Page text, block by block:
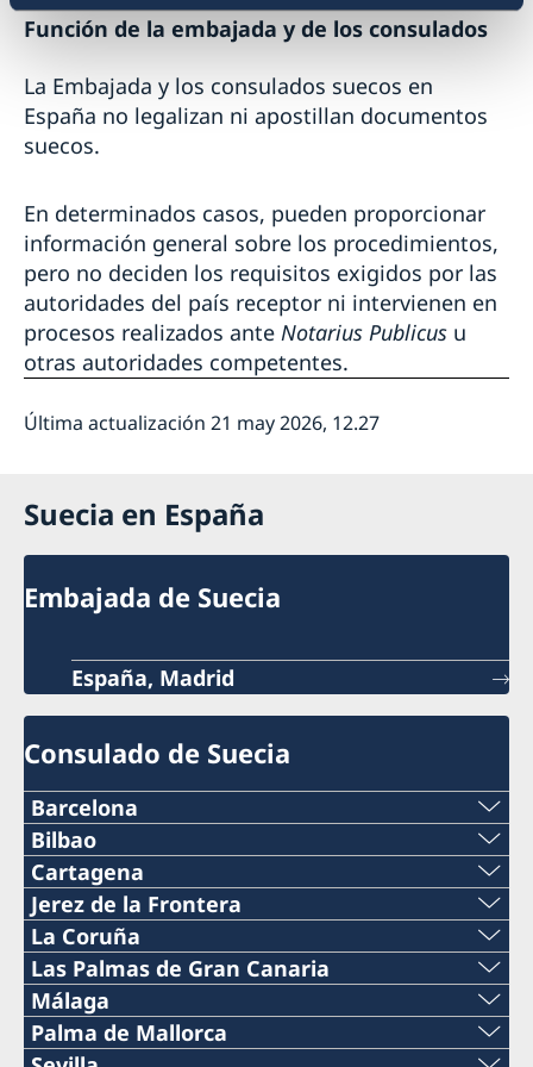
Función de la embajada y de los consulados
La Embajada y los consulados suecos en
España no legalizan ni apostillan documentos
suecos.
En determinados casos, pueden proporcionar
información general sobre los procedimientos,
pero no deciden los requisitos exigidos por las
autoridades del país receptor ni intervienen en
procesos realizados ante Notarius Publicus u
otras autoridades competentes.
Última actualización 21 may 2026, 12.27
Suecia en España
Embajada de Suecia
España, Madrid
Consulado de Suecia
Barcelona
Teléfono
+34 934 883 505
Teléfono
+34 934 882 501
Correo electrónico
Bilbao
Teléfono
+34 944 987 191
Correo electrónico
bilbao@consuladosuecia.com
Cartagena
Teléfono
0034 968 527 629
Correo electrónico
Jerez de la Frontera
Teléfono
+34 956 357 000
Teléfono
La Coruña
Teléfono
+34 698 137 193
Las Palmas de Gran Canaria
Teléfono
+34 928 261 751
Málaga
Teléfono
Palma de Mallorca